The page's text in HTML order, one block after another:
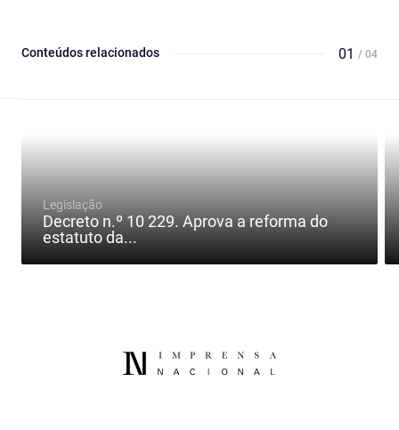
Conteúdos relacionados 01 / 04
Legislação
Decreto n.º 10 229. Aprova a reforma do
estatuto da...